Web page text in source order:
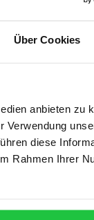
Über Cookies
anbieten zu
Verwendung
diese
Rahmen Ihrer
des